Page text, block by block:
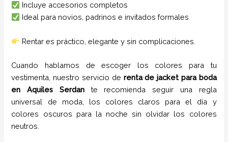
Incluye accesorios completos
Ideal para novios, padrinos e invitados formales
Rentar es práctico, elegante y sin complicaciones.
Cuando hablamos de escoger los colores para tu
vestimenta, nuestro servicio de renta de jacket para boda
enAquiles Serdan te recomienda seguir una regla
universal de moda, los colores claros para el día y
colores oscuros para la noche sin olvidar los colores
neutros.